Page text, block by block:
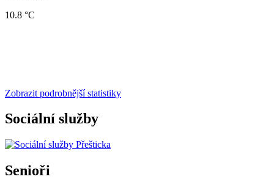
10.8 °C
Zobrazit podrobnější statistiky
Sociální služby
Senioři